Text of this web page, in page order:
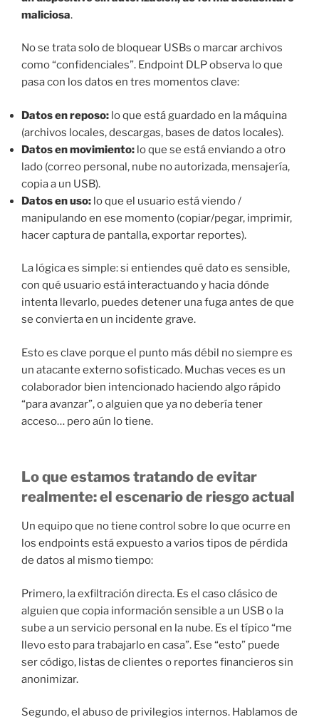
maliciosa.
No se trata solo de bloquear USBs o marcar archivos
como “confidenciales”. Endpoint DLP observa lo que
pasa con los datos en tres momentos clave:
Datos en reposo: lo que está guardado en la máquina
(archivos locales, descargas, bases de datos locales).
Datos en movimiento: lo que se está enviando a otro
lado (correo personal, nube no autorizada, mensajería,
copia a un USB).
Datos en uso: lo que el usuario está viendo /
manipulando en ese momento (copiar/pegar, imprimir,
hacer captura de pantalla, exportar reportes).
La lógica es simple: si entiendes qué dato es sensible,
con qué usuario está interactuando y hacia dónde
intenta llevarlo, puedes detener una fuga antes de que
se convierta en un incidente grave.
Esto es clave porque el punto más débil no siempre es
un atacante externo sofisticado. Muchas veces es un
colaborador bien intencionado haciendo algo rápido
“para avanzar”, o alguien que ya no debería tener
acceso… pero aún lo tiene.
Lo que estamos tratando de evitar
realmente: el escenario de riesgo actual
Un equipo que no tiene control sobre lo que ocurre en
los endpoints está expuesto a varios tipos de pérdida
de datos al mismo tiempo:
Primero, la exfiltración directa. Es el caso clásico de
alguien que copia información sensible a un USB o la
sube a un servicio personal en la nube. Es el típico “me
llevo esto para trabajarlo en casa”. Ese “esto” puede
ser código, listas de clientes o reportes financieros sin
anonimizar.
Segundo, el abuso de privilegios internos. Hablamos de